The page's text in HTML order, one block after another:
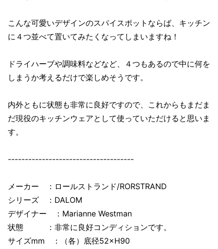
こんな可愛いデザインのスパイスポットならば、キッチン
に４つ並べて置いてみたくなってしまいますね！
ドライハーブや調味料などなど、４つもあるので中に何を
しまうか考えるだけで楽しめそうです。
内外ともに状態も非常に良好ですので、これからもまだま
だ現役のキッチンウェアとして使っていただけると思いま
す。
-------------------------------------
メーカー ：ロールストランド/RORSTRAND
シリーズ ：DALOM
デザイナー ：Marianne Westman
状態 ：非常に良好コンディションです。
サイズmm ：（各）底径52×H90